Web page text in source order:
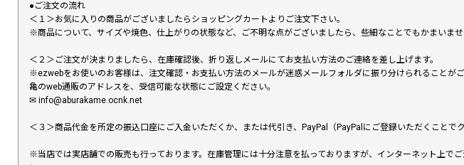
●ご注文の流れ
＜１＞お気に入りの商品がございましたらショッピングカートよりご注文下さい。
※商品について、サイズや焼色、仕上がりの状態など、ご不明な点がございましたら、些細なことでもかまいま
＜２＞ご注文が決まりましたら、在庫確認後、折り返しメールにてお支払い方法のご連絡を差し上げます。
※ezwebをお使いのお客様は、注文確認・お支払い方法のメールが迷惑メールフォルダに振り分けられること
亀のweb通販のアドレスを、受信可能な状態にご設定ください。
✉︎ info@aburakame.ocnk.net
＜３＞商品代金を所定の振込口座にご入金いただくか、または代引き、PayPal（PayPalにご登録いただくこと
※当店では実店舗での販売も行っております。在庫管理には十分注意を払っておりますが、インターネット上